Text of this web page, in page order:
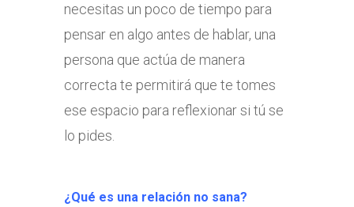
necesitas un poco de tiempo para
pensar en algo antes de hablar, una
persona que actúa de manera
correcta te permitirá que te tomes
ese espacio para reflexionar si tú se
lo pides.
¿Qué es una relación no sana?